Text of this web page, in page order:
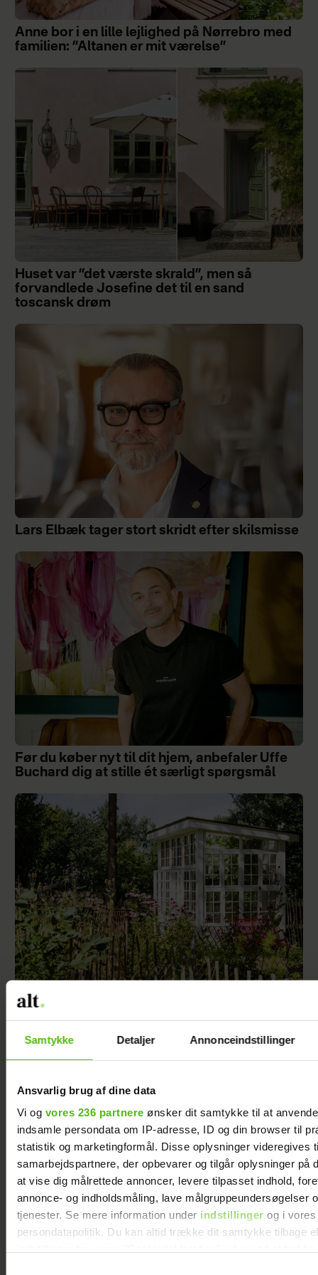
Samtykke Detaljer Annonceindstillinger
Ansvarlig brug af dine data
Vi og vores 236 partnere ønsker dit samtykke til at
indsamle persondata om IP-adresse, ID og din browser til
statistik og marketingformål. Disse oplysninger videregives
samarbejdspartnere, der opbevarer og tilgår oplysninger på
at vise dig målrettede annoncer, levere tilpasset indhold,
annonce- og indholdsmåling, lave målgruppeundersøgelser
tjenester. Se mere information under indstillinger og i vores
persondatapolitik. Du kan altid trække dit samtykke tilbage
Anne bor i en lille lejlighed på Nørrebro med
familien: ”Altanen er mit værelse”
Huset var ”det værste skrald”, men så
forvandlede Josefine det til en sand
toscansk drøm
Lars Elbæk tager stort skridt efter skilsmisse
Før du køber nyt til dit hjem, anbefaler Uffe
Buchard dig at stille ét særligt spørgsmål
Helle har bygget sit eget drivhus – og hun
Amagerhylde, fløjlsbetræk og